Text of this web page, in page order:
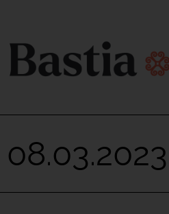
08.03.2023